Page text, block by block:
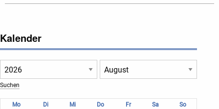
Kalender
Mo Di Mi Do Fr Sa
So